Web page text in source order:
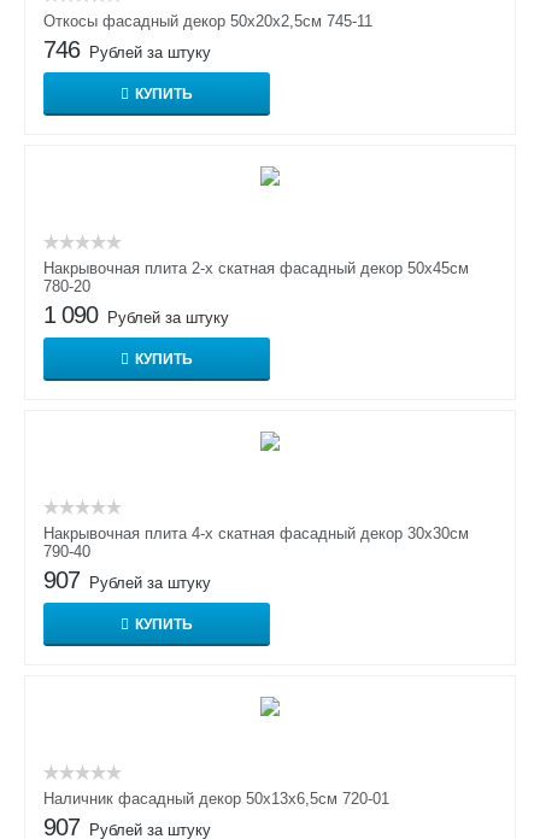
Откосы фасадный декор 50x20x2,5см 745-11
746 Рублей за штуку
КУПИТЬ
Накрывочная плита 2-х скатная фасадный декор 50х45см
780-20
1 090 Рублей за штуку
КУПИТЬ
Накрывочная плита 4-х скатная фасадный декор 30х30см
790-40
907 Рублей за штуку
КУПИТЬ
Наличник фасадный декор 50х13х6,5см 720-01
907 Рублей за штуку